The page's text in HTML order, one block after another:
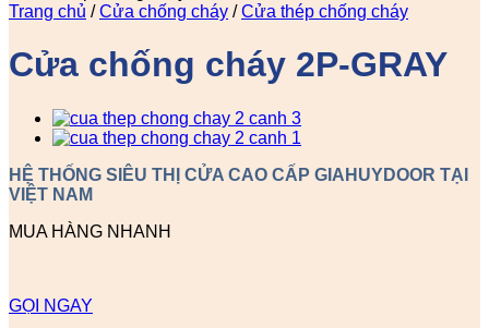
Trang chủ / Cửa chống cháy / Cửa thép chống cháy
Cửa chống cháy 2P-GRAY
HỆ THỐNG SIÊU THỊ CỬA CAO CẤP GIAHUYDOOR TẠI
VIỆT NAM
MUA HÀNG NHANH
GỌI NGAY